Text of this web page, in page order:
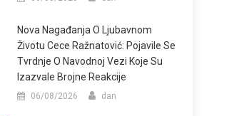
Nova Nagađanja O Ljubavnom
Životu Cece Ražnatović: Pojavile Se
Tvrdnje O Navodnoj Vezi Koje Su
Izazvale Brojne Reakcije
06/08/2026 dan